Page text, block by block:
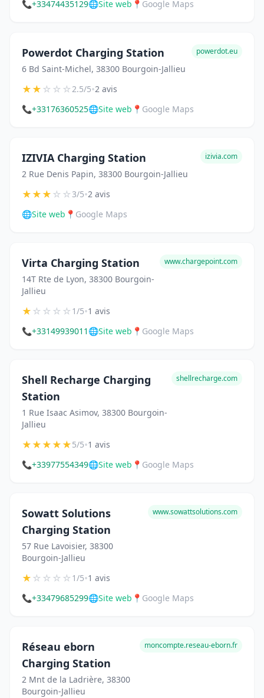
📞+33474435129🌐Site web 📍 Google Maps
Powerdot Charging Station
6 Bd Saint-Michel, 38300 Bourgoin-Jallieu
powerdot.eu
★★☆☆☆2.5/5•2 avis
📞+33176360525🌐Site web 📍 Google Maps
IZIVIA Charging Station
2 Rue Denis Papin, 38300 Bourgoin-Jallieu
izivia.com
★★★☆☆3/5•2 avis
🌐Site web 📍 Google Maps
Virta Charging Station
14T Rte de Lyon, 38300 Bourgoin-
Jallieu
www.chargepoint.com
★☆☆☆☆1/5•1 avis
📞+33149939011 🌐Site web 📍 Google Maps
Shell Recharge Charging
Station
1 Rue Isaac Asimov, 38300 Bourgoin-
Jallieu
shellrecharge.com
★★★★★5/5•1 avis
📞+33977554349🌐Site web 📍 Google Maps
Sowatt Solutions
Charging Station
57 Rue Lavoisier, 38300
Bourgoin-Jallieu
www.sowattsolutions.com
★☆☆☆☆1/5•1 avis
📞+33479685299🌐Site web 📍 Google Maps
Réseau eborn
Charging Station
2 Mnt de la Ladrière, 38300
Bourgoin-Jallieu
moncompte.reseau-eborn.fr